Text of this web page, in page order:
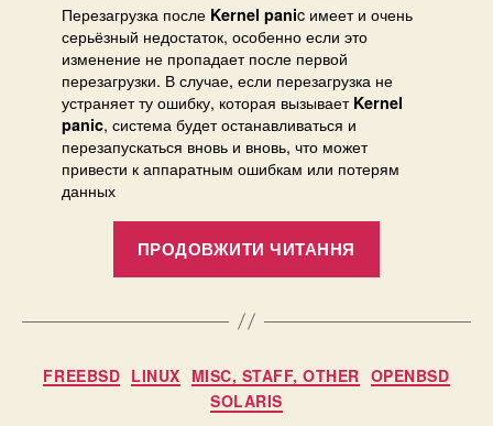
Перезагрузка после Kernel panic имеет и очень
серьёзный недостаток, особенно если это
изменение не пропадает после первой
перезагрузки. В случае, если перезагрузка не
устраняет ту ошибку, которая вызывает Kernel
panic, система будет останавливаться и
перезапускаться вновь и вновь, что может
привести к аппаратным ошибкам или потерям
данных
ПРОДОВЖИТИ ЧИТАННЯ
Категорії
FREEBSD LINUX MISC, STAFF, OTHER OPENBSD
SOLARIS